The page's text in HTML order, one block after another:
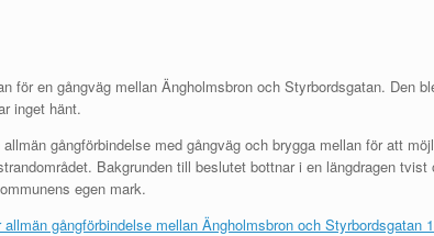
för en gångväg mellan Ängholmsbron och Styrbordsgatan. Den
inget hänt.
gångförbindelse med gångväg och brygga mellan för att
Bakgrunden till beslutet bottnar i en längdragen
egen mark.
allmän gångförbindelse mellan Ängholmsbron och Styrbordsgatan